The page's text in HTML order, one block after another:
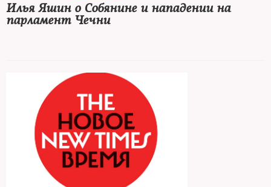
Илья Яшин о Собянине и нападении на
парламент Чечни